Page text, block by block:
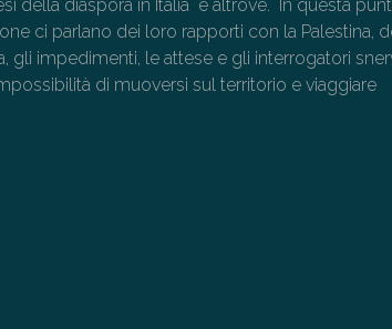
della diaspora in Italia e altrove. In questa
ci parlano dei loro rapporti con la Palestina,
gli impedimenti, le attese e gli interrogatori
di muoversi sul territorio e viaggiare